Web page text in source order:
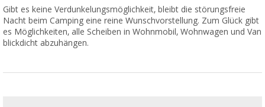
Gibt es keine Verdunkelungsmöglichkeit, bleibt die störungsfreie
Nacht beim Camping eine reine Wunschvorstellung. Zum Glück gibt
es Möglichkeiten, alle Scheiben in Wohnmobil, Wohnwagen und Van
blickdicht abzuhängen.